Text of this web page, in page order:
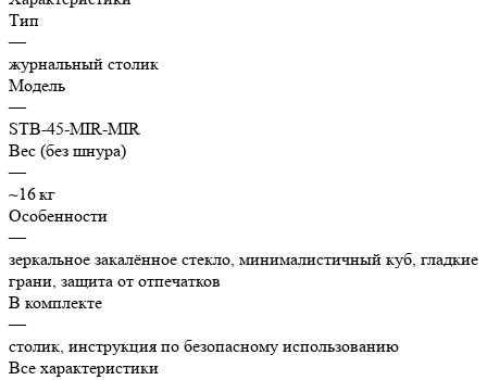
Тип
—
журнальный столик
Модель
—
STB‑45‑MIR‑MIR
Вес (без шнура)
—
~16 кг
Особенности
—
зеркальное закалённое стекло, минималистичный куб, гладкие
грани, защита от отпечатков
В комплекте
—
столик, инструкция по безопасному использованию
Все характеристики